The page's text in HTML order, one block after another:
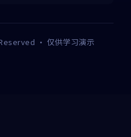
· 仅供学习演示